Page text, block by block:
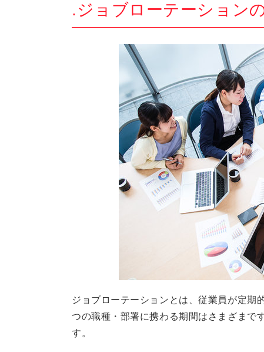
.ジョブローテーション
ジョブローテーションとは、従業員が定期
つの職種・部署に携わる期間はさまざまで
す。